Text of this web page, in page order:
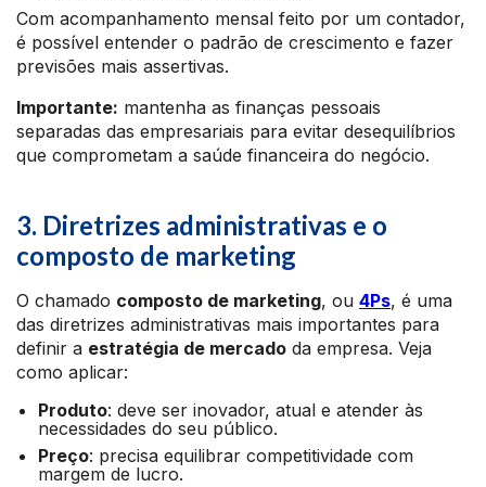
Com acompanhamento mensal feito por um contador,
é possível entender o padrão de crescimento e fazer
previsões mais assertivas.
Importante: mantenha as finanças pessoais
separadas das empresariais para evitar desequilíbrios
que comprometam a saúde financeira do negócio.
3. Diretrizes administrativas e o
composto de marketing
O chamado composto de marketing, ou 4Ps, é uma
das diretrizes administrativas mais importantes para
definir a estratégia de mercado da empresa. Veja
como aplicar:
Produto: deve ser inovador, atual e atender às
necessidades do seu público.
Preço: precisa equilibrar competitividade com
margem de lucro.